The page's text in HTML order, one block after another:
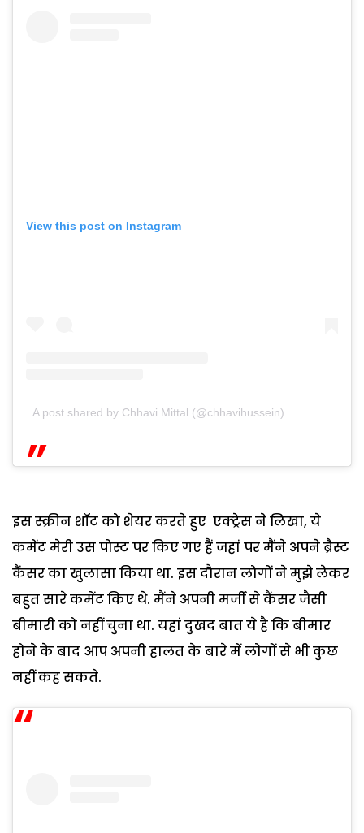
View this post on Instagram
A post shared by Chhavi Mittal (@chhavihussein)
इस स्क्रीन शॉट को शेयर करते हुए एक्ट्रेस ने लिखा, ये
कमेंट मेरी उस पोस्ट पर किए गए हैं जहां पर मैंने अपने ब्रैस्ट
कैंसर का खुलासा किया था. इस दौरान लोगों ने मुझे लेकर
बहुत सारे कमेंट किए थे. मैंने अपनी मर्जी से कैंसर जैसी
बीमारी को नहीं चुना था. यहां दुखद बात ये है कि बीमार
होने के बाद आप अपनी हालत के बारे में लोगों से भी कुछ
नहीं कह सकते.